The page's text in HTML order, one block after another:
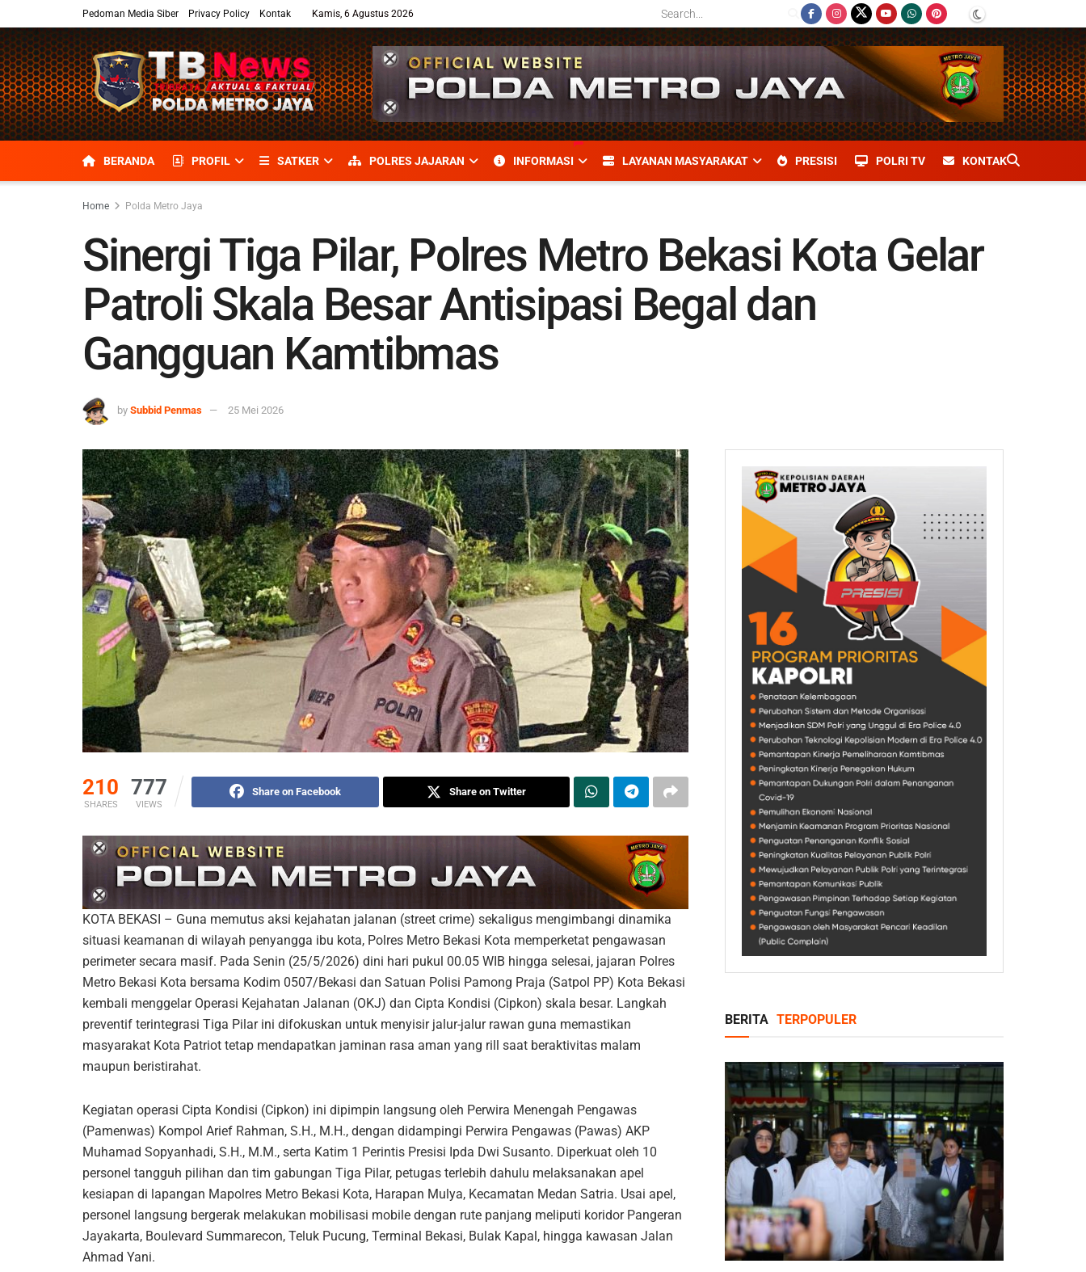
Pedoman Media Siber Privacy Policy Kontak Kamis, 6 Agustus 2026
BERANDA PROFIL SATKER POLRES JAJARAN INFORMASI LAYANAN MASYARAKAT PRESISI POLRI TV KONTAK
Home Polda Metro Jaya
Sinergi Tiga Pilar, Polres Metro Bekasi Kota Gelar
Patroli Skala Besar Antisipasi Begal dan
Gangguan Kamtibmas
by Subbid Penmas 25 Mei 2026
210
SHARES
777
VIEWS
Share on Facebook Share on Twitter
KOTA BEKASI – Guna memutus aksi kejahatan jalanan (street crime) sekaligus mengimbangi dinamika
situasi keamanan di wilayah penyangga ibu kota, Polres Metro Bekasi Kota memperketat pengawasan
perimeter secara masif. Pada Senin (25/5/2026) dini hari pukul 00.05 WIB hingga selesai, jajaran Polres
Metro Bekasi Kota bersama Kodim 0507/Bekasi dan Satuan Polisi Pamong Praja (Satpol PP) Kota Bekasi
kembali menggelar Operasi Kejahatan Jalanan (OKJ) dan Cipta Kondisi (Cipkon) skala besar. Langkah
preventif terintegrasi Tiga Pilar ini difokuskan untuk menyisir jalur-jalur rawan guna memastikan
masyarakat Kota Patriot tetap mendapatkan jaminan rasa aman yang rill saat beraktivitas malam
maupun beristirahat.
Kegiatan operasi Cipta Kondisi (Cipkon) ini dipimpin langsung oleh Perwira Menengah Pengawas
(Pamenwas) Kompol Arief Rahman, S.H., M.H., dengan didampingi Perwira Pengawas (Pawas) AKP
Muhamad Sopyanhadi, S.H., M.M., serta Katim 1 Perintis Presisi Ipda Dwi Susanto. Diperkuat oleh 10
personel tangguh pilihan dan tim gabungan Tiga Pilar, petugas terlebih dahulu melaksanakan apel
kesiapan di lapangan Mapolres Metro Bekasi Kota, Harapan Mulya, Kecamatan Medan Satria. Usai apel,
personel langsung bergerak melakukan mobilisasi mobile dengan rute panjang meliputi koridor Pangeran
Jayakarta, Boulevard Summarecon, Teluk Pucung, Terminal Bekasi, Bulak Kapal, hingga kawasan Jalan
Ahmad Yani.
BERITA TERPOPULER